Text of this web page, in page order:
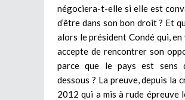
négociera-t-elle si elle est
d’être dans son bon droit ? Et
alors le président Condé qui, en
accepte de rencontrer son
parce que le pays est sens
dessous ? La preuve, depuis la
2012 qui a mis à rude épreuve